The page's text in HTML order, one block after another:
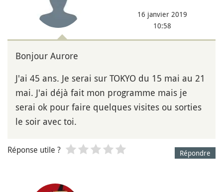
16 janvier 2019
10:58
Bonjour Aurore
J'ai 45 ans. Je serai sur TOKYO du 15 mai au 21
mai. J'ai déjà fait mon programme mais je
serai ok pour faire quelques visites ou sorties
le soir avec toi.
Répondre
Réponse utile ?